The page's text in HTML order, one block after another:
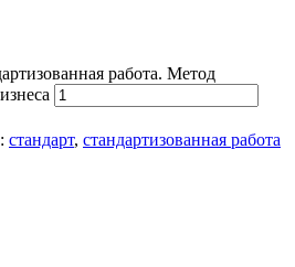
работа. Метод
стандарт, стандартизованная работа